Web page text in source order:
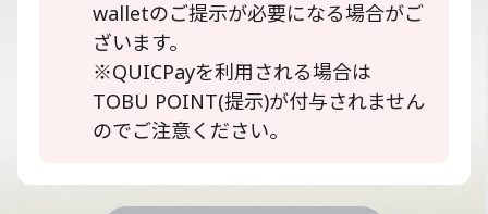
walletのご提示が必要になる場合がご
ざいます。
※QUICPayを利用される場合は
TOBU POINT(提示)が付与されません
のでご注意ください。